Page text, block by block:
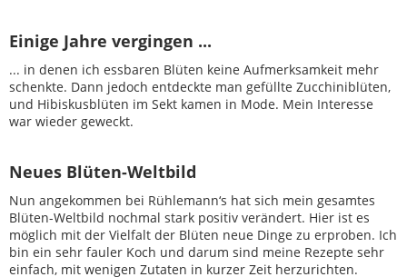
Einige Jahre vergingen ...
... in denen ich essbaren Blüten keine Aufmerksamkeit mehr
schenkte. Dann jedoch entdeckte man gefüllte Zucchiniblüten,
und Hibiskusblüten im Sekt kamen in Mode. Mein Interesse
war wieder geweckt.
Neues Blüten-Weltbild
Nun angekommen bei Rühlemann‘s hat sich mein gesamtes
Blüten-Weltbild nochmal stark positiv verändert. Hier ist es
möglich mit der Vielfalt der Blüten neue Dinge zu erproben. Ich
bin ein sehr fauler Koch und darum sind meine Rezepte sehr
einfach, mit wenigen Zutaten in kurzer Zeit herzurichten.